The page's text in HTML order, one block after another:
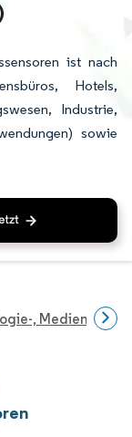
ist nach
Hotels,
Industrie,
sowie
, Medien- Und